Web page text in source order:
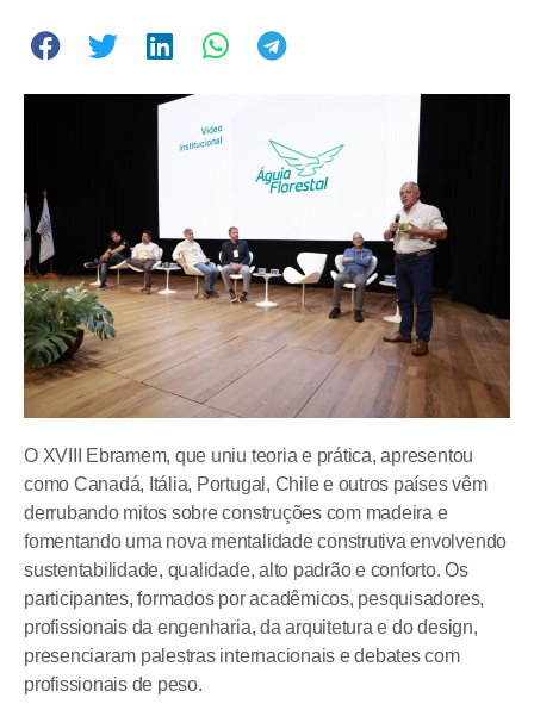
O XVIII Ebramem, que uniu teoria e prática, apresentou
como Canadá, Itália, Portugal, Chile e outros países vêm
derrubando mitos sobre construções com madeira e
fomentando uma nova mentalidade construtiva envolvendo
sustentabilidade, qualidade, alto padrão e conforto. Os
participantes, formados por acadêmicos, pesquisadores,
profissionais da engenharia, da arquitetura e do design,
presenciaram palestras internacionais e debates com
profissionais de peso.